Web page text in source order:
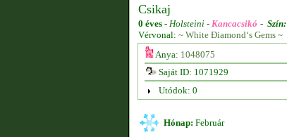
Csikaj
0 éves - Holsteini - Kancacsikó - Szín:
Vérvonal: ~ White Điamond‘s Gems ~
Anya: 1048075
Saját ID: 1071929
Utódok: 0
Hónap: Február